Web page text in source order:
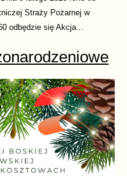
Straży Pożarnej w
odbędzie się Akcja...